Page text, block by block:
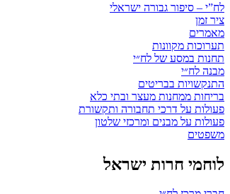
לח”י – סיפור גבורה ישראלי
ציר זמן
מאמרים
תערוכות מקוונות
תחנות במסע של לח״י
מבנה לח״י
התנקשויות בבריטים
בריחות ממחנות מעצר ובתי כלא
פעולות על דרכי תחבורה ותקשורת
פעולות על מבנים ומרכזי שלטון
משפטים
לוחמי חרות ישראל